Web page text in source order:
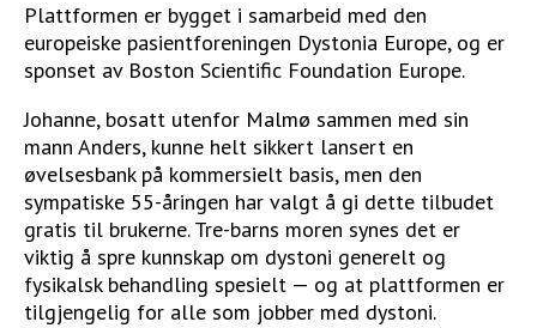
Plattformen er bygget i samarbeid med den
europeiske pasientforeningen Dystonia Europe, og er
sponset av Boston Scientific Foundation Europe.
Johanne, bosatt utenfor Malmø sammen med sin
mann Anders, kunne helt sikkert lansert en
øvelsesbank på kommersielt basis, men den
sympatiske 55-åringen har valgt å gi dette tilbudet
gratis til brukerne. Tre-barns moren synes det er
viktig å spre kunnskap om dystoni generelt og
fysikalsk behandling spesielt — og at plattformen er
tilgjengelig for alle som jobber med dystoni.